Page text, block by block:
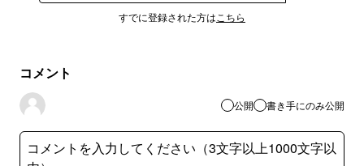
すでに登録された方は こちら
コメント
公開 書き手にのみ公開